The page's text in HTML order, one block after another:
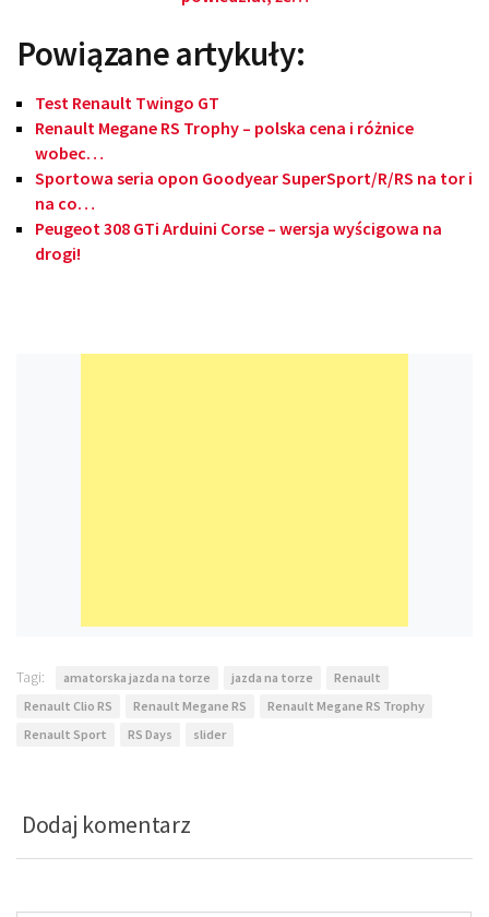
Powiązane artykuły:
Test Renault Twingo GT
Renault Megane RS Trophy – polska cena i różnice
wobec…
Sportowa seria opon Goodyear SuperSport/R/RS na tor i
na co…
Peugeot 308 GTi Arduini Corse – wersja wyścigowa na
drogi!
Tagi: amatorska jazda na torze jazda na torze
Renault
Renault Clio RS
Renault Megane RS
Renault Megane RS Trophy
Renault Sport
RS Days slider
Dodaj komentarz